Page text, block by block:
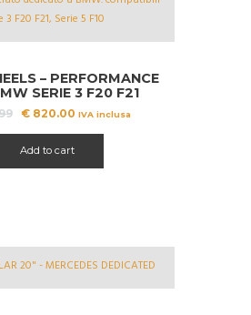
– PERFORMANCE
SERIE 3 F20 F21
Il
era:
€ 919.99.
€820.00Il
è:
€ 820.00.
IVA inclusa
Add to cart